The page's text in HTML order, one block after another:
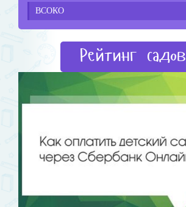
ВСОКО
Рейтинг садов